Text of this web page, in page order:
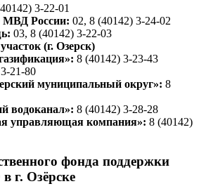
3-22-01
МВД России: 02, 8 (40142) 3-24-02
03, 8 (40142) 3-22-03
(г. Озерск)
8 (40142) 3-23-43
21-80
муниципальный округ»: 8
водоканал»: 8 (40142) 3-28-28
управляющая компания»: 8 (40142)
фонда поддержки
г. Озёрске